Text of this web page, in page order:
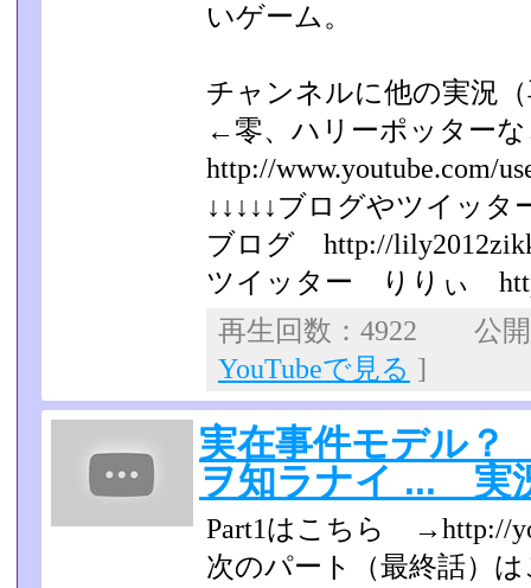
いゲーム。
チャンネルに他の実況
←零、ハリーポッター
http://www.youtube.com/
↓↓↓↓↓ブログやツイッタ
ブログ http://
ツイッター りりぃ
再生回数：4922 公
YouTubeで見る ]
実在事件モデル
ヲ知ラナイ ... 実
Part1はこちら →http://
次のパート（最終話）